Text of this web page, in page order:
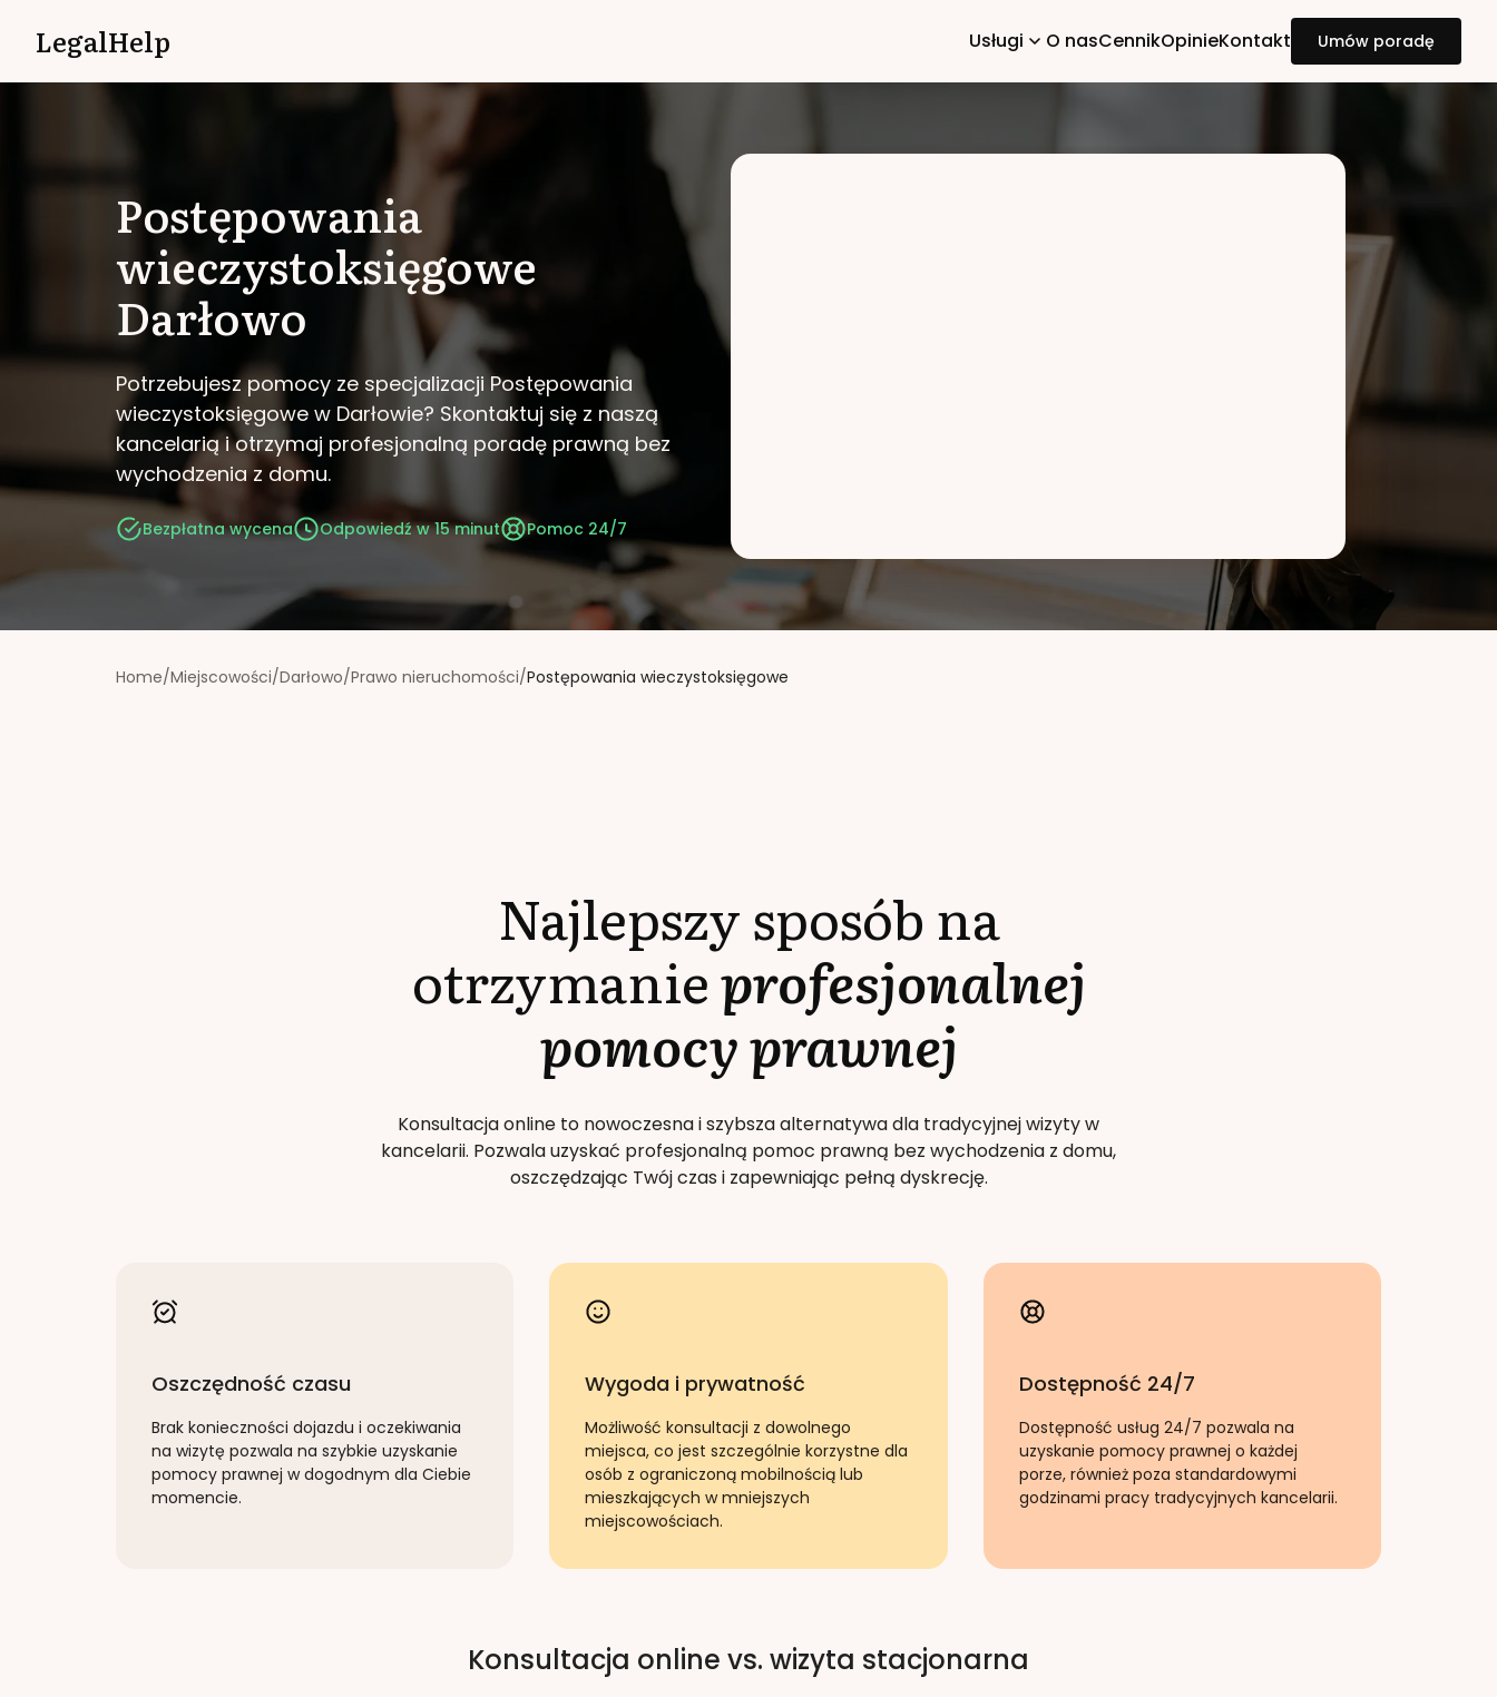
LegalHelp Usługi O nasCennikOpinieKontakt Umów poradę
Postępowania
wieczystoksięgowe
Darłowo
Potrzebujesz pomocy ze specjalizacji Postępowania
wieczystoksięgowe w Darłowie? Skontaktuj się z naszą
kancelarią i otrzymaj profesjonalną poradę prawną bez
wychodzenia z domu.
Bezpłatna wycena Odpowiedź w 15 minut Pomoc 24/7
Home/Miejscowości/Darłowo/Prawo nieruchomości/Postępowania wieczystoksięgowe
Najlepszy sposób na
otrzymanieprofesjonalnej
pomocy prawnej
Konsultacja online to nowoczesna i szybsza alternatywa dla tradycyjnej wizyty w
kancelarii. Pozwala uzyskać profesjonalną pomoc prawną bez wychodzenia z domu,
oszczędzając Twój czas i zapewniając pełną dyskrecję.
Oszczędność czasu
Brak konieczności dojazdu i oczekiwania
na wizytę pozwala na szybkie uzyskanie
pomocy prawnej w dogodnym dla Ciebie
momencie.
Wygoda i prywatność
Możliwość konsultacji z dowolnego
miejsca, co jest szczególnie korzystne dla
osób z ograniczoną mobilnością lub
mieszkających w mniejszych
miejscowościach.
Dostępność 24/7
Dostępność usług 24/7 pozwala na
uzyskanie pomocy prawnej o każdej
porze, również poza standardowymi
godzinami pracy tradycyjnych kancelarii.
Konsultacja online vs. wizyta stacjonarna